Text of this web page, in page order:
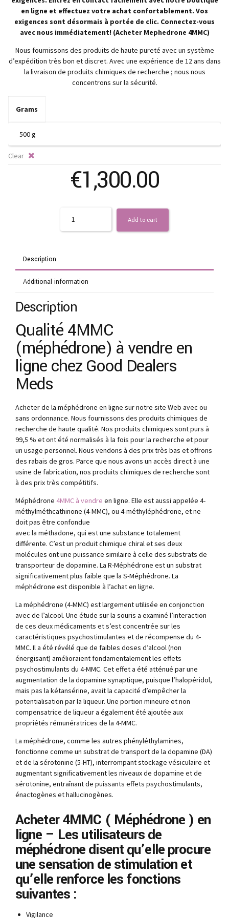
en ligne et effectuez votre achat confortablement. Vos
exigences sont désormais à portée de clic. Connectez-vous
avec nous immédiatement! (Acheter Mephedrone 4MMC)
Nous fournissons des produits de haute pureté avec un système
d’expédition très bon et discret. Avec une expérience de 12 ans dans
la livraison de produits chimiques de recherche ; nous nous
concentrons sur la sécurité.
Grams
Clear
€1,300.00
Add to cart
Description
Additional information
Description
Qualité 4MMC
(méphédrone) à vendre en
ligne chez Good Dealers
Meds
Acheter de la méphédrone en ligne sur notre site Web avec ou
sans ordonnance. Nous fournissons des produits chimiques de
recherche de haute qualité. Nos produits chimiques sont purs à
99,5 % et ont été normalisés à la fois pour la recherche et pour
un usage personnel. Nous vendons à des prix très bas et offrons
des rabais de gros. Parce que nous avons un accès direct à une
usine de fabrication, nos produits chimiques de recherche sont
à des prix très compétitifs.
Méphédrone 4MMC à vendre en ligne. Elle est aussi appelée 4-
méthylméthcathinone (4-MMC), ou 4-méthyléphédrone, et ne
doit pas être confondue
avec la méthadone, qui est une substance totalement
différente. C’est un produit chimique chiral et ses deux
molécules ont une puissance similaire à celle des substrats de
transporteur de dopamine. La R-Méphédrone est un substrat
significativement plus faible que la S-Méphédrone. La
méphédrone est disponible à l’achat en ligne.
La méphédrone (4-MMC) est largement utilisée en conjonction
avec de l’alcool. Une étude sur la souris a examiné l’interaction
de ces deux médicaments et s’est concentrée sur les
caractéristiques psychostimulantes et de récompense du 4-
MMC. Il a été révélé que de faibles doses d’alcool (non
énergisant) amélioraient fondamentalement les effets
psychostimulants du 4-MMC. Cet effet a été atténué par une
augmentation de la dopamine synaptique, puisque l’halopéridol,
mais pas la kétansérine, avait la capacité d’empêcher la
potentialisation par la liqueur. Une portion mineure et non
compensatrice de liqueur a également été ajoutée aux
propriétés rémunératrices de la 4-MMC.
La méphédrone, comme les autres phényléthylamines,
fonctionne comme un substrat de transport de la dopamine (DA)
et de la sérotonine (5-HT), interrompant stockage vésiculaire et
augmentant significativement les niveaux de dopamine et de
sérotonine, entraînant de puissants effets psychostimulants,
énactogènes et hallucinogènes.
Acheter 4MMC ( Méphédrone ) en
ligne – Les utilisateurs de
méphédrone disent qu’elle procure
une sensation de stimulation et
qu’elle renforce les fonctions
suivantes :
Vigilance